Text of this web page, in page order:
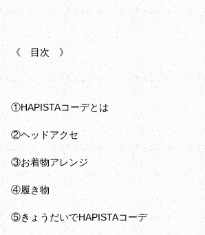
《 目次 》
①HAPISTAコーデとは
②ヘッドアクセ
③お着物アレンジ
④履き物
⑤きょうだいでHAPISTAコーデ